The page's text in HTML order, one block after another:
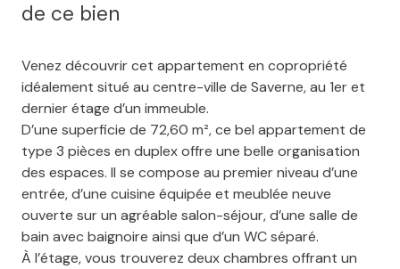
de ce bien
Venez découvrir cet appartement en copropriété
idéalement situé au centre-ville de Saverne, au 1er et
dernier étage d’un immeuble.
D’une superficie de 72,60 m², ce bel appartement de
type 3 pièces en duplex offre une belle organisation
des espaces. Il se compose au premier niveau d’une
entrée, d’une cuisine équipée et meublée neuve
ouverte sur un agréable salon-séjour, d’une salle de
bain avec baignoire ainsi que d’un WC séparé.
À l’étage, vous trouverez deux chambres offrant un